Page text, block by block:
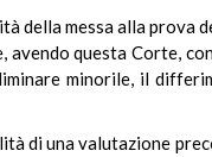
della messa alla
avendo questa Corte,
minorile, il
di una valutazione